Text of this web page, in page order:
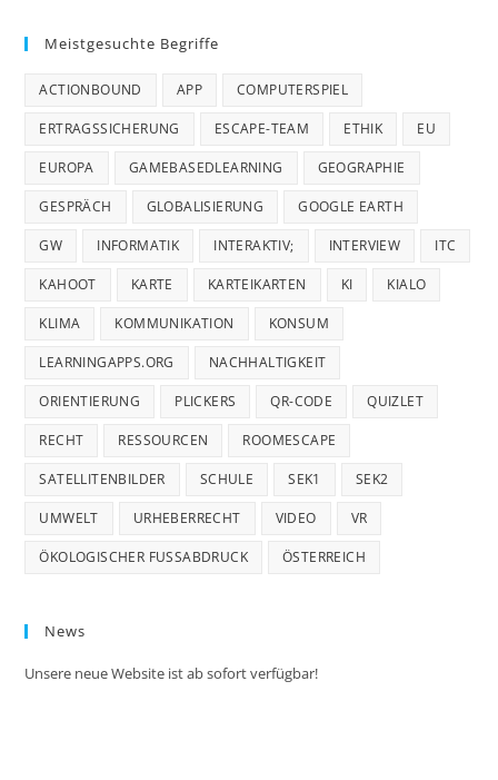
Meistgesuchte Begriffe
ACTIONBOUND APP COMPUTERSPIEL
ERTRAGSSICHERUNG ESCAPE-TEAM ETHIK EU
EUROPA GAMEBASEDLEARNING GEOGRAPHIE
GESPRÄCH GLOBALISIERUNG GOOGLE EARTH
GW INFORMATIK INTERAKTIV; INTERVIEW ITC
KAHOOT KARTE KARTEIKARTEN KI KIALO
KLIMA KOMMUNIKATION KONSUM
LEARNINGAPPS.ORG NACHHALTIGKEIT
ORIENTIERUNG PLICKERS QR-CODE QUIZLET
RECHT RESSOURCEN ROOMESCAPE
SATELLITENBILDER SCHULE SEK1 SEK2
UMWELT URHEBERRECHT VIDEO VR
ÖKOLOGISCHER FUSSABDRUCK ÖSTERREICH
News
Unsere neue Website ist ab sofort verfügbar!